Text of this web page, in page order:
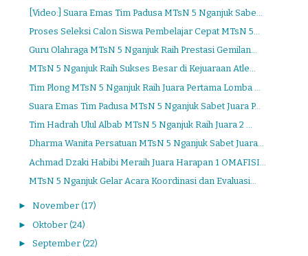
[Video:] Suara Emas Tim Padusa MTsN 5 Nganjuk Sabe...
Proses Seleksi Calon Siswa Pembelajar Cepat MTsN 5...
Guru Olahraga MTsN 5 Nganjuk Raih Prestasi Gemilan...
MTsN 5 Nganjuk Raih Sukses Besar di Kejuaraan Atle...
Tim Plong MTsN 5 Nganjuk Raih Juara Pertama Lomba ...
Suara Emas Tim Padusa MTsN 5 Nganjuk Sabet Juara P...
Tim Hadrah Ulul Albab MTsN 5 Nganjuk Raih Juara 2 ...
Dharma Wanita Persatuan MTsN 5 Nganjuk Sabet Juara...
Achmad Dzaki Habibi Meraih Juara Harapan 1 OMAFISI...
MTsN 5 Nganjuk Gelar Acara Koordinasi dan Evaluasi...
► November (17)
► Oktober (24)
► September (22)